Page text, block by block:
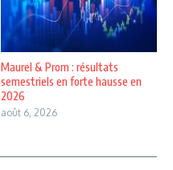
Maurel & Prom : résultats
semestriels en forte hausse en
2026
août 6, 2026